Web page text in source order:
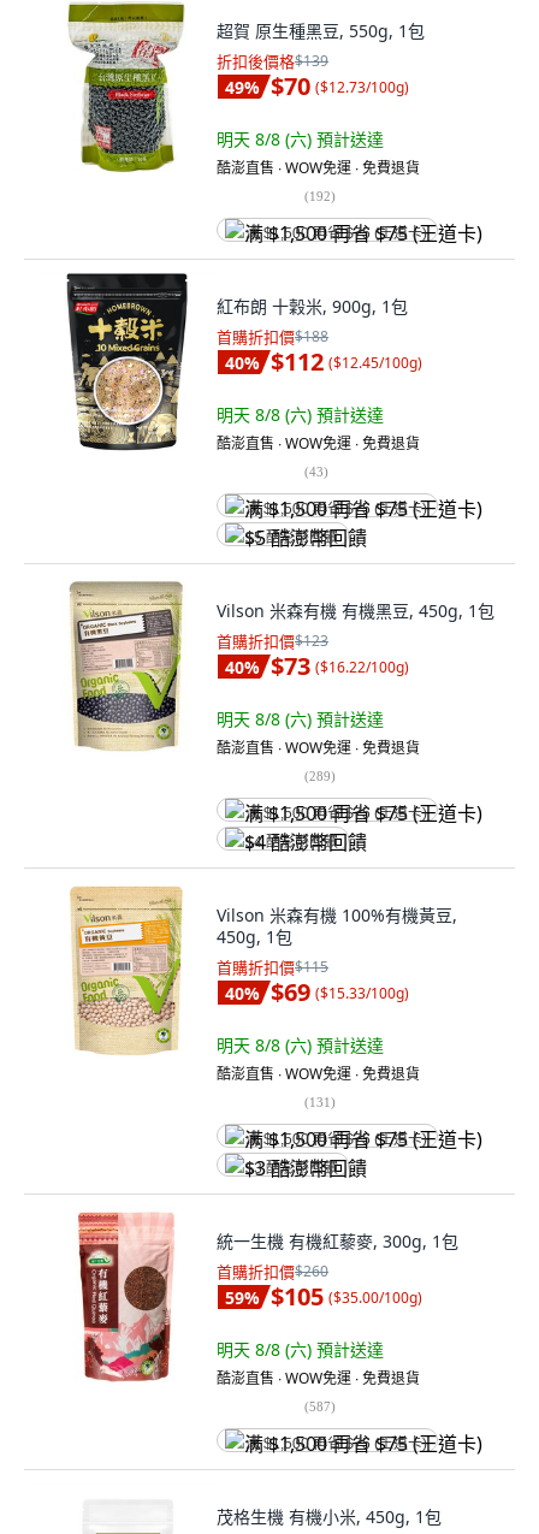
超賀 原生種黑豆, 550g, 1包
折扣後價格$139
49% $70 ($12.73/100g)
明天 8/8 (六) 預計送達
酷澎直售 ∙ WOW免運 ∙ 免費退貨
(192)
满 $1,500 再省 $75 (王道卡)
紅布朗 十穀米, 900g, 1包
首購折扣價$188
40% $112 ($12.45/100g)
明天 8/8 (六) 預計送達
酷澎直售 ∙ WOW免運 ∙ 免費退貨
(43)
满 $1,500 再省 $75 (王道卡)
$5 酷澎幣回饋
Vilson 米森有機 有機黑豆, 450g, 1包
首購折扣價$123
40% $73 ($16.22/100g)
明天 8/8 (六) 預計送達
酷澎直售 ∙ WOW免運 ∙ 免費退貨
(289)
满 $1,500 再省 $75 (王道卡)
$4 酷澎幣回饋
Vilson 米森有機 100%有機黃豆,
450g, 1包
首購折扣價$115
40% $69 ($15.33/100g)
明天 8/8 (六) 預計送達
酷澎直售 ∙ WOW免運 ∙ 免費退貨
(131)
满 $1,500 再省 $75 (王道卡)
$3 酷澎幣回饋
統一生機 有機紅藜麥, 300g, 1包
首購折扣價$260
59% $105 ($35.00/100g)
明天 8/8 (六) 預計送達
酷澎直售 ∙ WOW免運 ∙ 免費退貨
(587)
满 $1,500 再省 $75 (王道卡)
茂格生機 有機小米, 450g, 1包